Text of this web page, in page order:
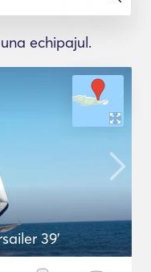
echipajul.
39'